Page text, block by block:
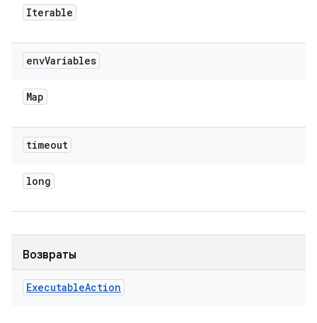
Iterable
envVariables
Map
timeout
long
Возвраты
ExecutableAction